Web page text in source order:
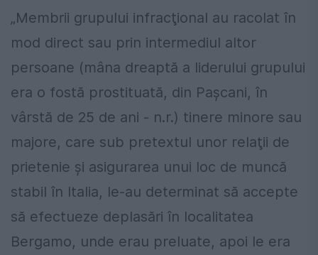
„Membrii grupului infracţional au racolat în
mod direct sau prin intermediul altor
persoane (mâna dreaptă a liderului grupului
era o fostă prostituată, din Paşcani, în
vârstă de 25 de ani - n.r.) tinere minore sau
majore, care sub pretextul unor relaţii de
prietenie şi asigurarea unui loc de muncă
stabil în Italia, le-au determinat să accepte
să efectueze deplasări în localitatea
Bergamo, unde erau preluate, apoi le era